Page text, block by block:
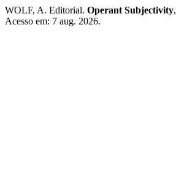
WOLF, A. Editorial. Operant Subjectivity,
Acesso em: 7 aug. 2026.